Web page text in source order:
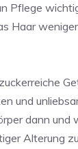
Pflege
Haar
und
dann und
Alterung